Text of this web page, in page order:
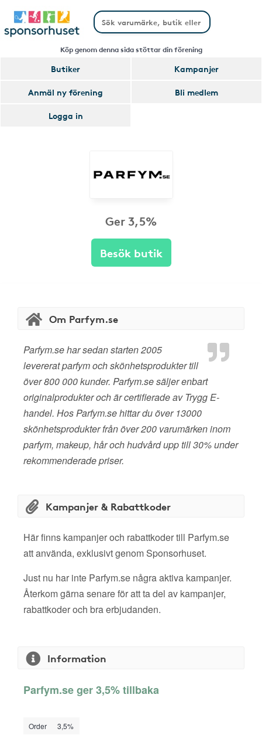
Köp genom denna sida stöttar din förening
Butiker
Kampanjer
Anmäl ny förening
Bli medlem
Logga in
Ger 3,5%
Besök butik
Om Parfym.se
Parfym.se har sedan starten 2005
levererat parfym och skönhetsprodukter till
över 800 000 kunder. Parfym.se säljer enbart
originalprodukter och är certifierade av Trygg E-
handel. Hos Parfym.se hittar du över 13000
skönhetsprodukter från över 200 varumärken inom
parfym, makeup, hår och hudvård upp till 30% under
rekommenderade priser.
Kampanjer & Rabattkoder
Här finns kampanjer och rabattkoder till Parfym.se
att använda, exklusivt genom Sponsorhuset.
Just nu har inte Parfym.se några aktiva kampanjer.
Återkom gärna senare för att ta del av kampanjer,
rabattkoder och bra erbjudanden.
Information
Parfym.se ger 3,5% tillbaka
Order 3,5%